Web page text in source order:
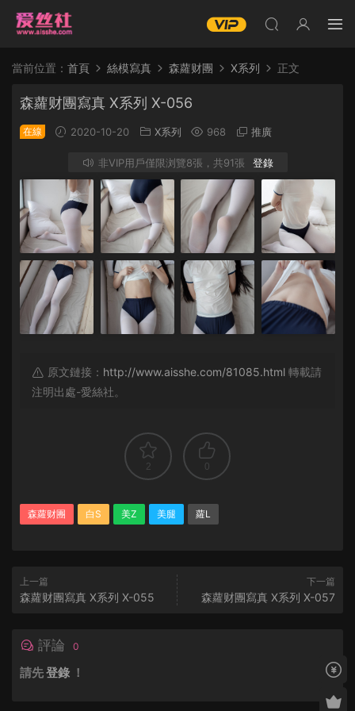
當前位置： 首頁 絲模寫真 森蘿财團 X系列 正文
森蘿财團寫真 X系列 X-056
在線 2020-10-20 X系列 968 推廣
非VIP用戶僅限浏覽8張，共91張 登錄
原文鏈接： http://www.aisshe.com/81085.html 轉載請
注明出處-愛絲社。
2 0
森蘿财團 白S 美Z 美腿 蘿L
上一篇
森蘿财團寫真 X系列 X-055
下一篇
森蘿财團寫真 X系列 X-057
評論 0
請先登錄 ！